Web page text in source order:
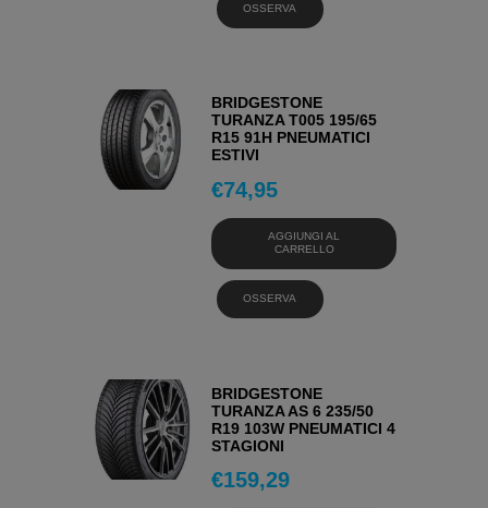
OSSERVA
BRIDGESTONE
TURANZA T005 195/65
R15 91H PNEUMATICI
ESTIVI
€74,95
AGGIUNGI AL
CARRELLO
OSSERVA
BRIDGESTONE
TURANZA AS 6 235/50
R19 103W PNEUMATICI 4
STAGIONI
€159,29